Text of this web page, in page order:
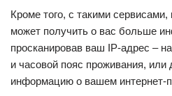
Кроме того, с такими сервисами,
может получить о вас больше
просканировав ваш IP-адрес –
и часовой пояс проживания,
информацию о вашем интернет-